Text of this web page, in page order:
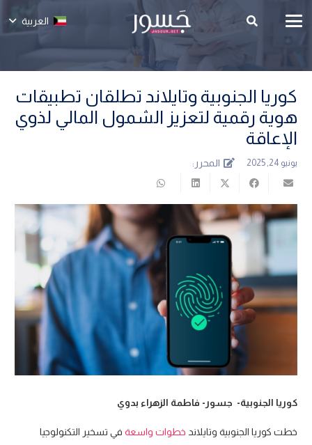
العربية
كوريا الجنوبية وتايلاند تطلقان تطبيقات
هوية رقمية لتعزيز الشمول المالي لذوي
الإعاقة
يونيو 24, 2025 المحرر:
كوريا الجنوبية- جسور- فاطمة الزهراء بدوي
خطت كوريا الجنوبية وتايلاند خطوات واسعة في تسخير التكنولوجيا